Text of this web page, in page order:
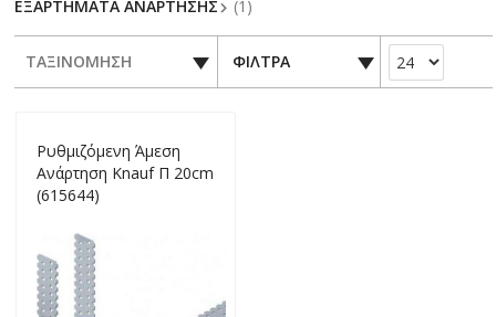
ΕΞΑΡΤΗΜΑΤΑ ΑΝΑΡΤΗΣΗΣ
(1)
ΤΑΞΙΝΟΜΗΣΗ ΦΙΛΤΡΑ
Ρυθμιζόμενη Άμεση
Ανάρτηση Knauf Π 20cm
(615644)